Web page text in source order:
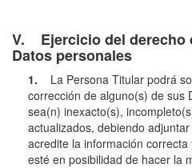
V. Ejercicio del derecho
Datos personales
1. La Persona Titular podrá
corrección de alguno(s) de sus
sea(n) inexacto(s),
actualizados, debiendo
acredite la información
esté en posibilidad de hacer la